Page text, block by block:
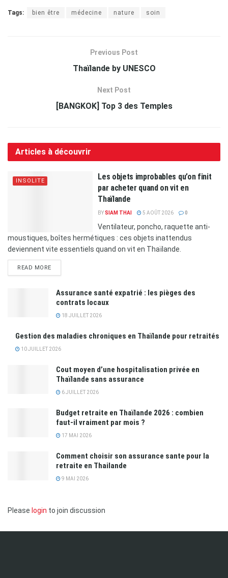
Tags: bien être médecine nature soin
Previous Post
Thaïlande by UNESCO
Next Post
[BANGKOK] Top 3 des Temples
Articles à découvrir
INSOLITE
Les objets improbables qu’on finit
par acheter quand on vit en
Thaïlande
BYSIAM THAI 5 AOÛT 2026 0
Ventilateur, poncho, raquette anti-
moustiques, boîtes hermétiques : ces objets inattendus
deviennent vite essentiels quand on vit en Thaïlande.
READ MORE
Assurance santé expatrié : les pièges des
contrats locaux
18 JUILLET 2026
Gestion des maladies chroniques en Thaïlande pour retraités
10 JUILLET 2026
Cout moyen d’une hospitalisation privée en
Thaïlande sans assurance
6 JUILLET 2026
Budget retraite en Thaïlande 2026 : combien
faut-il vraiment par mois ?
17 MAI 2026
Comment choisir son assurance sante pour la
retraite en Thailande
9 MAI 2026
Please login to join discussion